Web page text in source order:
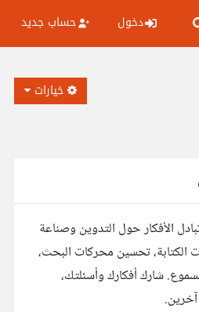
دخول حساب جديد
خيارات
الأفكار حول التدوين وصناعة
الكتابة، تحسين محركات البحث،
شارك أفكارك وأسئلتك،